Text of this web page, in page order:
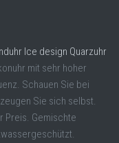
Ice design Quarzuhr
mit sehr hoher
Schauen Sie bei
Sie sich selbst.
Preis. Gemischte